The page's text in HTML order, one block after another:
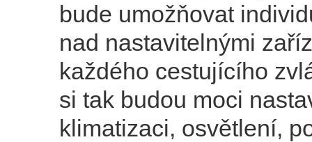
bude umožňovat
nad nastavitelnými
každého cestujícího
si tak budou moci
klimatizaci, osvětlení,